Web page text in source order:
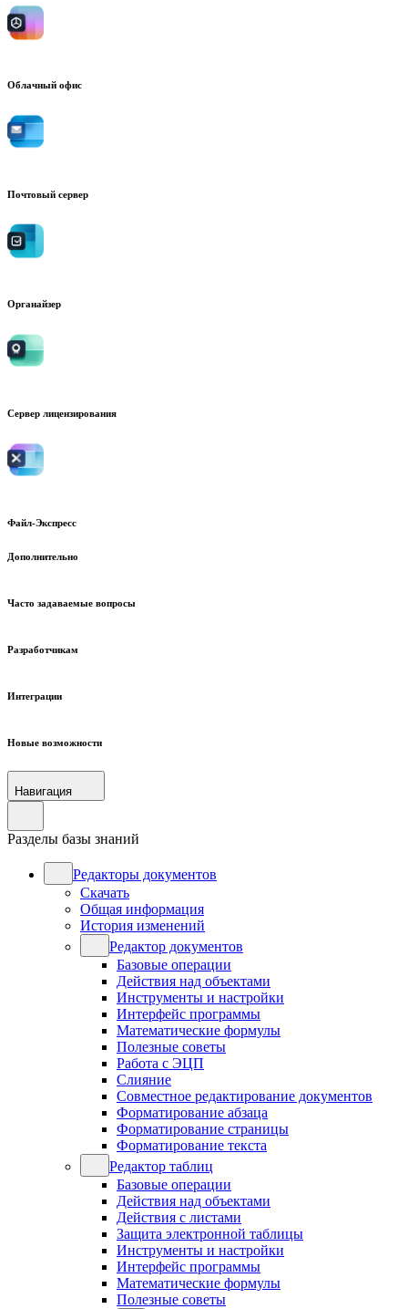
Облачный офис
Почтовый сервер
Органайзер
Сервер лицензирования
Файл-Экспресс
Дополнительно
Часто задаваемые вопросы
Разработчикам
Интеграции
Новые возможности
Навигация
Разделы базы знаний
Редакторы документов
Скачать
Общая информация
История изменений
Редактор документов
Базовые операции
Действия над объектами
Инструменты и настройки
Интерфейс программы
Математические формулы
Полезные советы
Работа с ЭЦП
Слияние
Совместное редактирование документов
Форматирование абзаца
Форматирование страницы
Форматирование текста
Редактор таблиц
Базовые операции
Действия над объектами
Действия с листами
Защита электронной таблицы
Инструменты и настройки
Интерфейс программы
Математические формулы
Полезные советы